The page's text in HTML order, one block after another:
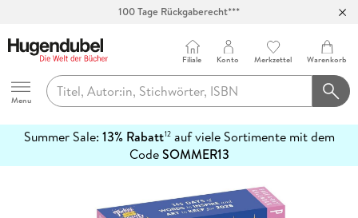
100 Tage Rückgaberecht***
Hugendubel
Menu
Filiale Konto Merkzettel Warenkorb
Summer Sale: 13% Rabatt12auf viele Sortimente mit dem
CodeSOMMER13
erfahren